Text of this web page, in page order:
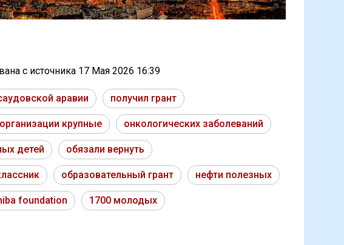
с источника 17 Мая 2026 16:39
аравии получил грант
организации крупные онкологических заболеваний
детей обязали вернуть
образовательный грант нефти полезных
foundation 1700 молодых